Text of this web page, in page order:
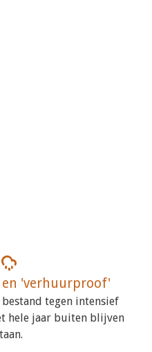
en 'verhuurproof'
tegen intensief
hele jaar buiten blijven